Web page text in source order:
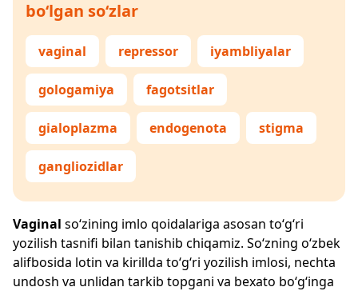
bo‘lgan so‘zlar
vaginal repressor iyambliyalar
gologamiya fagotsitlar
gialoplazma endogenota stigma
gangliozidlar
Vaginal so‘zining imlo qoidalariga asosan to‘g‘ri
yozilish tasnifi bilan tanishib chiqamiz. So‘zning o‘zbek
alifbosida lotin va kirillda to‘g‘ri yozilish imlosi, nechta
undosh va unlidan tarkib topgani va bexato bo‘g‘inga